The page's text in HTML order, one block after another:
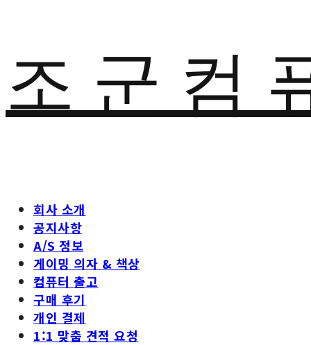
조 군 컴
회사 소개
공지사항
A/S 정보
게이밍 의자 & 책상
컴퓨터 출고
구매 후기
개인 결제
1:1 맞춤 견적 요청